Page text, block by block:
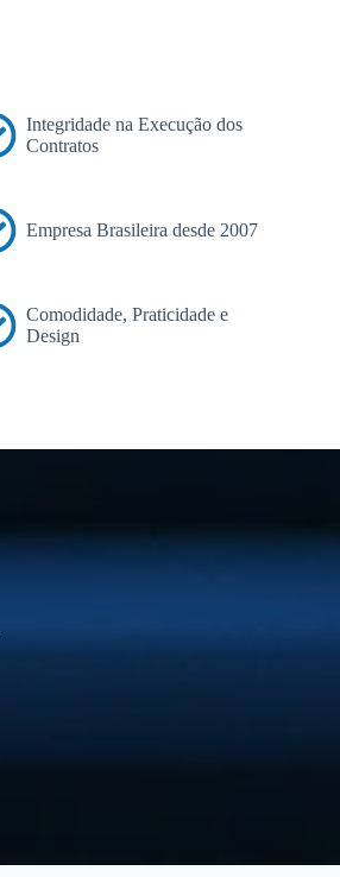
Integridade na Execução dos
Contratos
Empresa Brasileira desde 2007
Comodidade, Praticidade e
Design